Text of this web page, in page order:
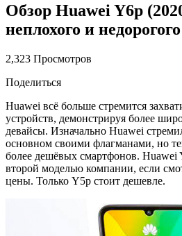
Обзор Huawei Y6p
неплохого и
2,323 Просмотров
Поделиться
Huawei всё больше стремится
устройств, демонстрируя более
девайсы. Изначально Huawei
основном своими флагманами, но
более дешёвых смартфонов. Huawei
второй моделью компании, если
цены. Только Y5p стоит дешевле.